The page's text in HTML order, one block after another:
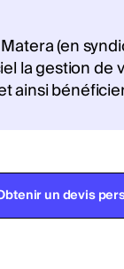
(en
la gestion de
ainsi
un devis